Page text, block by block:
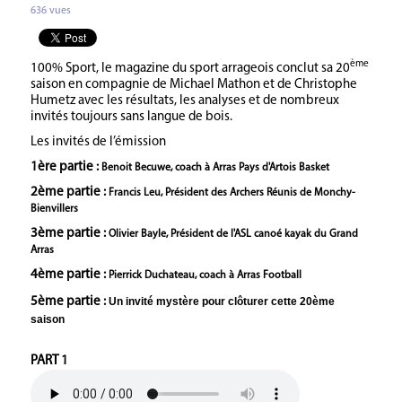
636 vues
100% Sport, le magazine du sport arrageois conclut sa 20ème
saison en compagnie de Michael Mathon et de Christophe
Humetz avec les résultats, les analyses et de nombreux
invités toujours sans langue de bois.
Les invités de l’émission
1ère partie : Benoit Becuwe, coach à Arras Pays d'Artois Basket
2ème partie : Francis Leu, Président des Archers Réunis de Monchy-
Bienvillers
3ème partie :Olivier Bayle, Président de l'ASL canoé kayak du Grand
Arras
4ème partie : Pierrick Duchateau, coach à Arras Football
5ème partie :Un invité mystère pour clôturer cette 20ème
saison
PART 1